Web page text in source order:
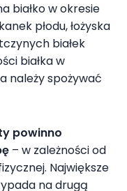
białko w okresie
płodu, łożyska
białek
białka w
należy spożywać
powinno
– w zależności od
Największe
na drugą